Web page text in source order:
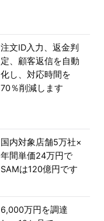
注文ID入力、返金判
定、顧客返信を自動
化し、対応時間を
70％削減します
国内対象店舗5万社×
年間単価24万円で
SAMは120億円です
6,000万円を調達